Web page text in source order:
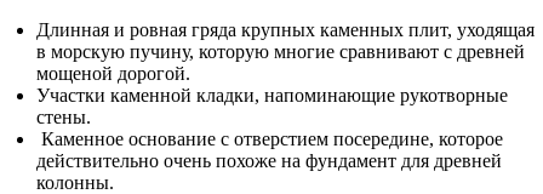
Длинная и ровная гряда крупных каменных плит, уходящая
в морскую пучину, которую многие сравнивают с древней
мощеной дорогой.
Участки каменной кладки, напоминающие рукотворные
стены.
Каменное основание с отверстием посередине, которое
действительно очень похоже на фундамент для древней
колонны.